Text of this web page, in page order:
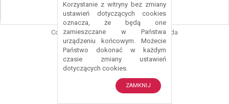
Korzystanie z witryny bez zmiany
ustawień dotyczących cookies
oznacza, że będą one
zamieszczane w Państwa
urządzeniu końcowym. Możecie
Państwo dokonać w każdym
czasie zmiany ustawień
dotyczących cookies.
ZAMKNIJ
Copyright © 2016 Urząd Gminy Nowa Ruda
Projekt i wykonanie:Logonet Sp. z o.o.